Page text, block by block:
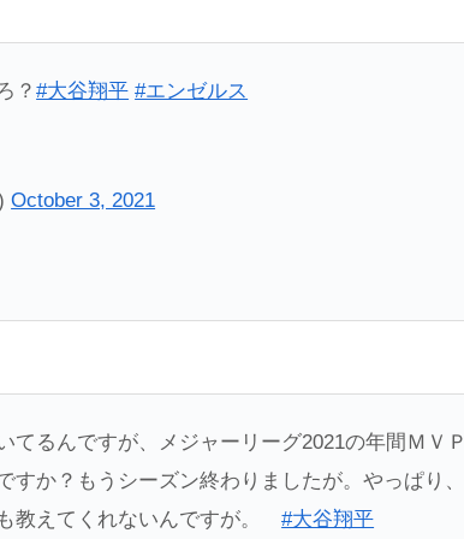
？#大谷翔平 #エンゼルス
October 3, 2021
てるんですが、メジャーリーグ2021の年間ＭＶＰ
か？もうシーズン終わりましたが。やっぱり、
教えてくれないんですが。#大谷翔平